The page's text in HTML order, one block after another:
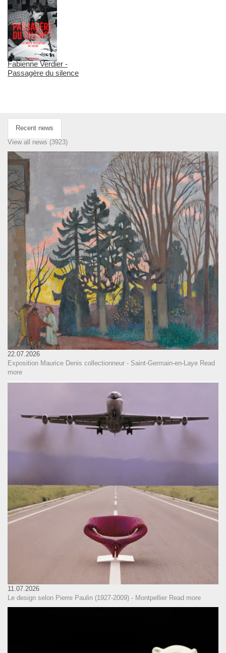
Fabienne Verdier -
Passagère du silence
Recent news
View all news (3923)
22.07.2026
Exposition Maurice Denis collectionneur - Saint-Germain-en-Laye Read
more
11.07.2026
Le design selon Pierre Paulin (1927-2009) - Montpellier Read more